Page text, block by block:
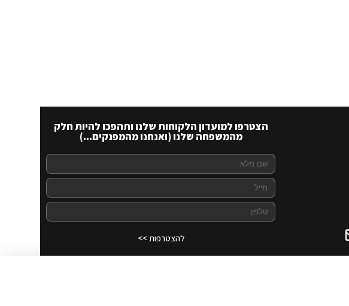
הצטרפו למועדון הלקוחות שלנו ותהפכו להיות חלק
מהמשפחה שלנו (ואנחנו מהמפנקים...)
להצטרפות >>